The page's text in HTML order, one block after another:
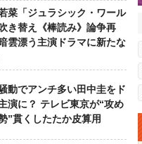
菜「ジュラシック・ワール
き替え《棒読み》論争再
雲漂う主演ドラマに新たな
動でアンチ多い田中圭をド
演に？ テレビ東京が“攻め
”貫くしたたか皮算用